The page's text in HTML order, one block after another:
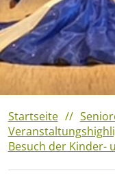
Startseite
Besuch der Kinder-
2023
2021